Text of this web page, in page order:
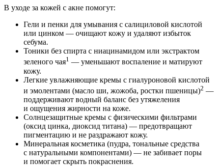
В уходе за кожей с акне помогут:
Гели и пенки для умывания с салициловой кислотой
или цинком — очищают кожу и удаляют избыток
себума.
Тоники без спирта с ниацинамидом или экстрактом
зеленого чая1 — уменьшают воспаление и матируют
кожу.
Легкие увлажняющие кремы с гиалуроновой кислотой
и эмолентами (масло ши, жожоба, ростки пшеницы)2 —
поддерживают водный баланс без утяжеления
и ощущения жирности на коже.
Солнцезащитные кремы с физическими фильтрами
(оксид цинка, диоксид титана) — предотвращают
пигментацию и не раздражают кожу.
Минеральная косметика (пудра, тональные средства
с натуральными компонентами) — не забивает поры
и помогает скрыть покраснения.